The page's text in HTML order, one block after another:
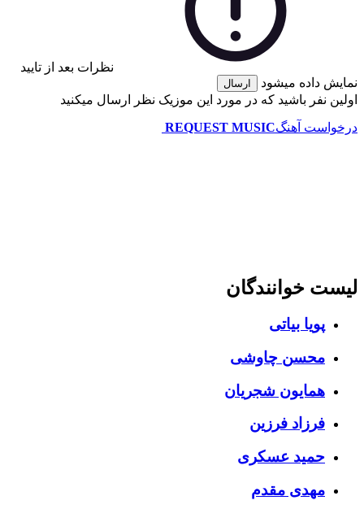
نظرات بعد از تایید
داده میشود
ارسال
نفر باشید که در مورد این موزیک نظر ارسال میکنید
آهنگREQUEST MUSIC
خوانندگان
پویا بیاتی
محسن چاوشی
همایون شجریان
فرزاد فرزین
حمید عسکری
مهدی مقدم